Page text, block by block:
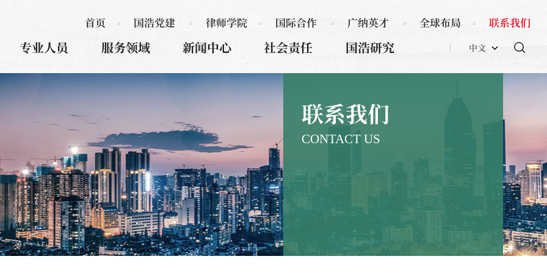
专业人员 服务领域 新闻中心 社会责任 国浩研究 中文
首页 国浩党建 律师学院 国际合作 广纳英才 全球布局 联系我们
联系我们
CONTACT US